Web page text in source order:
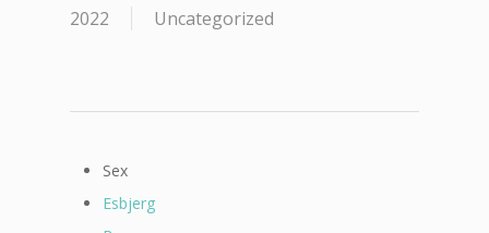
2022
Uncategorized
Sex
Esbjerg